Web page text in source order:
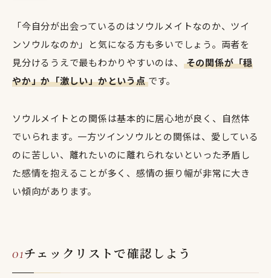
「今自分が出会っているのはソウルメイトなのか、ツイ
ンソウルなのか」と気になる方も多いでしょう。両者を
見分けるうえで最もわかりやすいのは、
その関係が「穏
やか」か「激しい」かという点です。
ソウルメイトとの関係は基本的に居心地が良く、自然体
でいられます。一方ツインソウルとの関係は、愛している
のに苦しい、離れたいのに離れられないといった矛盾し
た感情を抱えることが多く、感情の振り幅が非常に大き
い傾向があります。
チェックリストで確認しよう